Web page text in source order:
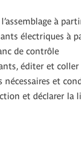
à
électriques à
de contrôle
éditer et
nécessaires et
et déclarer la